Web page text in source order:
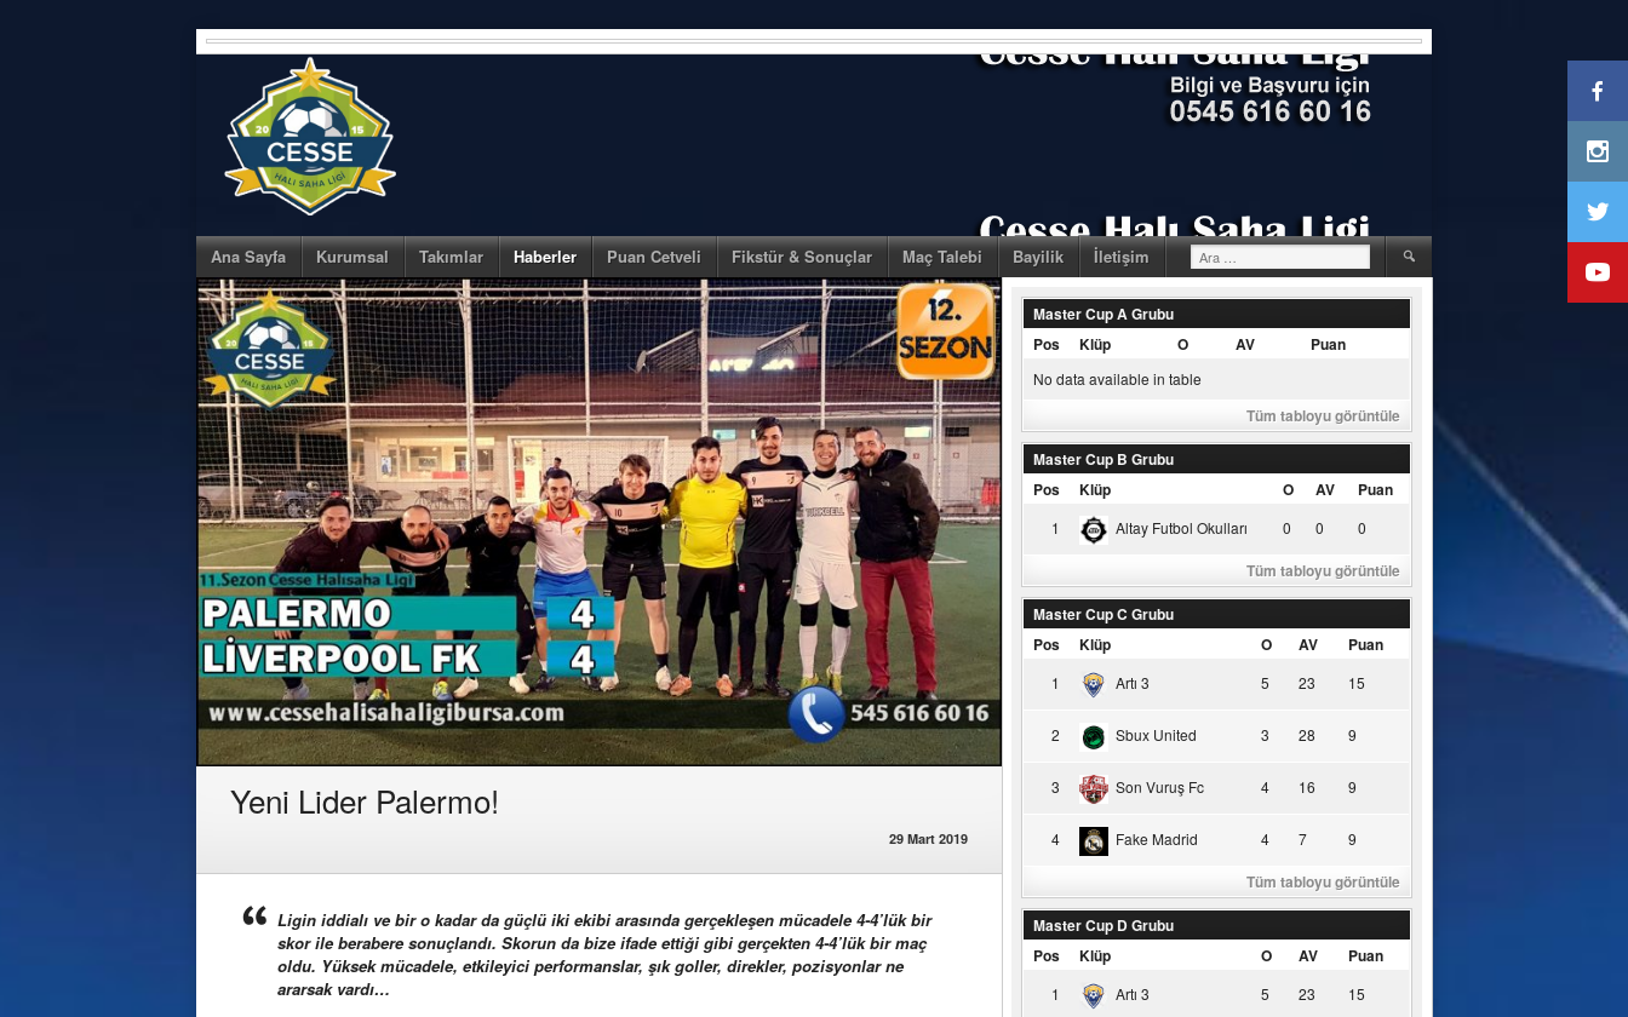
Skip
to
Ana Sayfa Kurumsal Takımlar Haberler Puan Cetveli Fikstür & Sonuçlar Maç Talebi Bayilik İletişim Arama:
Yeni Lider Palermo!
29 Mart 2019
Ligin iddialı ve bir o kadar da güçlü iki ekibi arasında gerçekleşen mücadele 4-4’lük bir
skor ile berabere sonuçlandı. Skorun da bize ifade ettiği gibi gerçekten 4-4’lük bir maç
oldu. Yüksek mücadele, etkileyici performanslar, şık goller, direkler, pozisyonlar ne
ararsak vardı…
Master Cup A Grubu
Pos
Klüp O AV Puan
No data available in table
Tüm tabloyu görüntüle
Master Cup B Grubu
Pos
Klüp O AV Puan
1 Altay Futbol Okulları 0 0 0
Tüm tabloyu görüntüle
Master Cup C Grubu
Pos
Klüp O AV Puan
1 Artı 3 5 23 15
2 Sbux United 3 28 9
3 Son Vuruş Fc 4 16 9
4 Fake Madrid 4 7 9
Tüm tabloyu görüntüle
Master Cup D Grubu
Pos
Klüp O AV Puan
1 Artı 3 5 23 15